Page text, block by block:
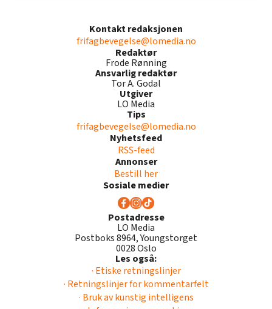
Kontakt redaksjonen
frifagbevegelse@lomedia.no
Redaktør
Frode Rønning
Ansvarlig redaktør
Tor A. Godal
Utgiver
LO Media
Tips
frifagbevegelse@lomedia.no
Nyhetsfeed
RSS-feed
Annonser
Bestill her
Sosiale medier
Postadresse
LO Media
Postboks 8964, Youngstorget
0028 Oslo
Les også:
· Etiske retningslinjer
· Retningslinjer for kommentarfelt
· Bruk av kunstig intelligens